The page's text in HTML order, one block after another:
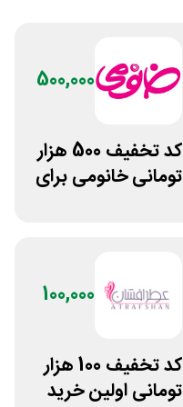
500,000
کد تخفیف 500 هزار
تومانی خانومی برای
100,000
کد تخفیف 100 هزار
تومانی اولین خرید